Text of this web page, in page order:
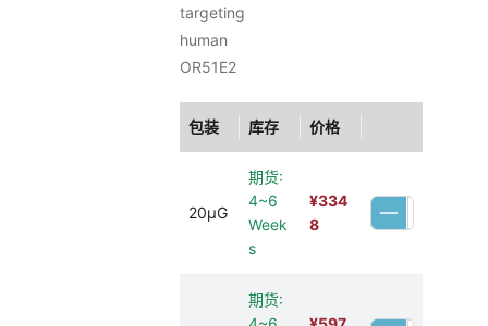
targeting
human
OR51E2
包装 库存 价格
20μG
期货:
4~6
Week
s
¥334
8
期货: